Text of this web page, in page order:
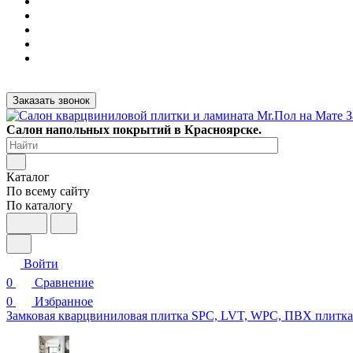
Заказать звонок
Салон напольных покрытий в Красноярске.
Каталог
По всему сайту
По каталогу
Войти
0
Сравнение
0
Избранное
Замковая кварцвиниловая плитка SPC, LVT, WPC, ПВХ